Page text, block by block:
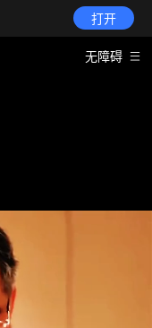
打开
无障碍